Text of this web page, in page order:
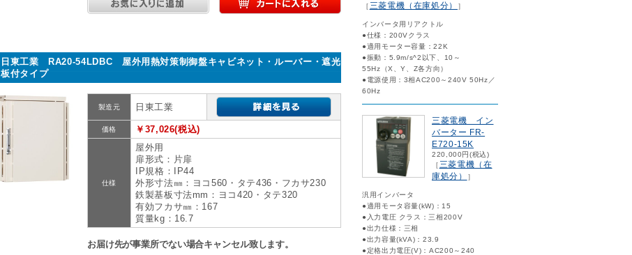
日東工業 RA20-54LDBC 屋外用熱対策制御盤キャビネット・ルーバー・遮光
板付タイプ
製造元 日東工業
価格 ￥37,026(税込)
仕様
屋外用
扉形式：片扉
IP規格：IP44
外形寸法㎜：ヨコ560・タテ436・フカサ230
鉄製基板寸法mm：ヨコ420・タテ320
有効フカサ㎜：167
質量kg：16.7
お届け先が事業所でない場合キャンセル致します。
［三菱電機（在庫処分） ］
インバータ用リアクトル
●仕様：200Vクラス
●適用モーター容量：22K
●振動：5.9m/s^2以下、10～
55Hz（X、Y、Z各方向）
●電源使用：3相AC200～240V 50Hz／
60Hz
三菱電機 イン
バーター FR-
E720-15K
220,000円(税込)
［三菱電機（在
庫処分）
］
汎用インバータ
●適用モータ容量(kW)：15
●入力電圧 クラス：三相200V
●出力仕様：三相
●出力容量(kVA)：23.9
●定格出力電圧(V)：AC200～240